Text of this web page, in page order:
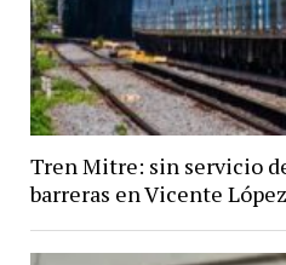
Tren Mitre: sin servicio
barreras en Vicente López